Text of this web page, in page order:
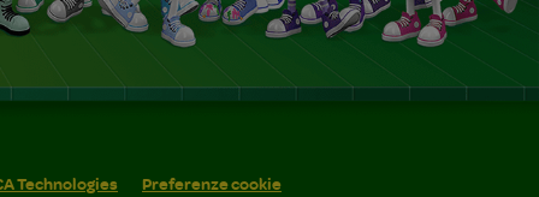
Technologies Preferenze cookie